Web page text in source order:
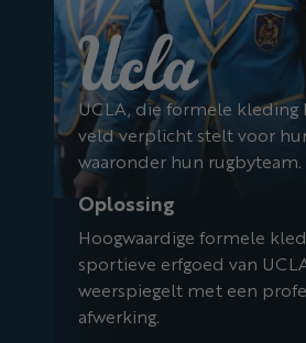
UCLA, die formele
veld verplicht stelt voor
waaronder hun rugbyteam.
Oplossing
Hoogwaardige formele
sportieve erfgoed van
weerspiegelt met een
afwerking.